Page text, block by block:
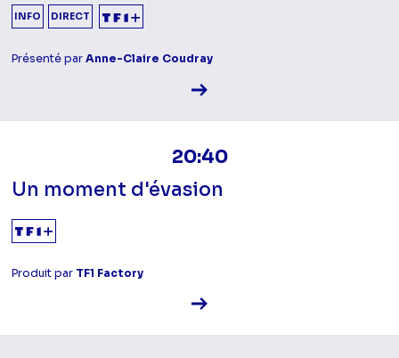
INFO DIRECT
Présenté parAnne-Claire Coudray
Voir la fiche diffusion
20:40
Un moment d'évasion
Produit par TF1 Factory
Voir la fiche diffusion